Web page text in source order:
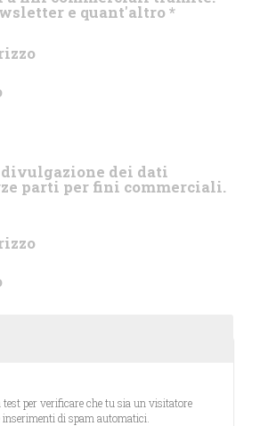
e quant'altro*
divulgazione dei dati
parti per fini commerciali.
test per verificare che tu sia un visitatore
umano e per impedire inserimenti di spam automatici.